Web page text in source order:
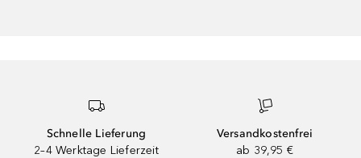
Schnelle Lieferung
2–4 Werktage Lieferzeit
Versandkostenfrei
ab 39,95 €